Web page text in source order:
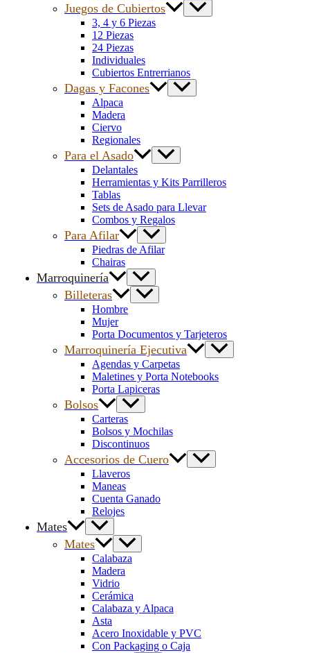
Juegos de Cubiertos
3, 4 y 6 Piezas
12 Piezas
24 Piezas
Individuales
Cubiertos Entrerrianos
Dagas y Facones
Alpaca
Madera
Ciervo
Regionales
Para el Asado
Delantales
Herramientas y Kits Parrilleros
Tablas
Sets de Asado para Llevar
Combos y Regalos
Para Afilar
Piedras de Afilar
Chairas
Marroquinería
Billeteras
Hombre
Mujer
Porta Documentos y Tarjeteros
Marroquinería Ejecutiva
Agendas y Carpetas
Maletines y Porta Notebooks
Porta Lapiceras
Bolsos
Carteras
Bolsos y Mochilas
Discontinuos
Accesorios de Cuero
Llaveros
Maneas
Cuenta Ganado
Relojes
Mates
Mates
Calabaza
Madera
Vidrio
Cerámica
Calabaza y Alpaca
Asta
Acero Inoxidable y PVC
Con Packaging o Caja